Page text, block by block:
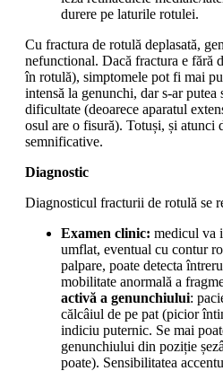
durere pe laturile rotulei.
Cu fractura de rotulă deplasată,
nefunctional. Dacă fractura e fără
în rotulă), simptomele pot fi mai
intensă la genunchi, dar s-ar putea
dificultate (deoarece aparatul
osul are o fisură). Totuși, și atunci
semnificative.
Diagnostic
Diagnosticul fracturii de rotulă se
Examen clinic: medicul va
umflat, eventual cu contur
palpare, poate detecta
mobilitate anormală a
activă a genunchiului:
călcâiul de pe pat (picior
indiciu puternic. Se mai
genunchiului din poziție
poate). Sensibilitatea